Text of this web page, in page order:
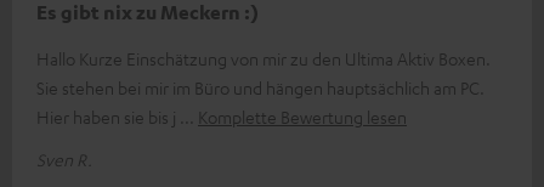
Es gibt nix zu Meckern :)
Hallo Kurze Einschätzung von mir zu den Ultima Aktiv Boxen.
Sie stehen bei mir im Büro und hängen hauptsächlich am PC.
Hier haben sie bis j
Komplette Bewertung lesen
Sven R.